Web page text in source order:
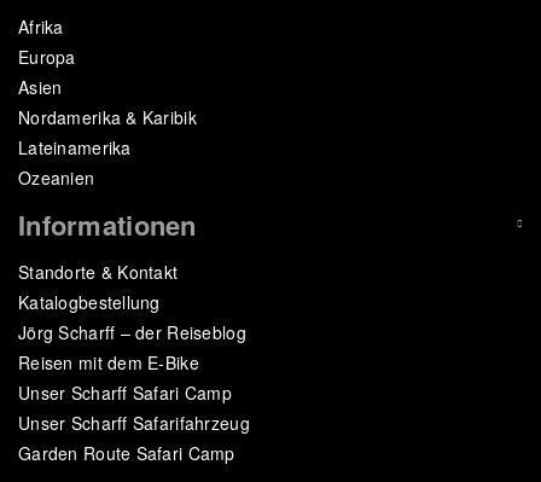
Afrika
Europa
Asien
Nordamerika & Karibik
Lateinamerika
Ozeanien
Informationen
Standorte & Kontakt
Katalogbestellung
Jörg Scharff – der Reiseblog
Reisen mit dem E-Bike
Unser Scharff Safari Camp
Unser Scharff Safarifahrzeug
Garden Route Safari Camp